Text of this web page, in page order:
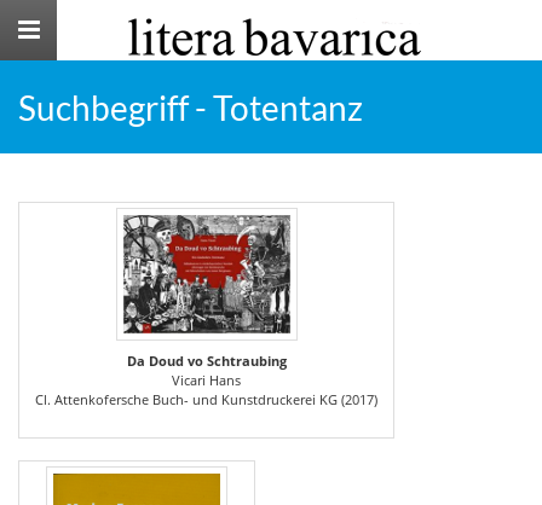
Toggle
Suchbegriff - Totentanz
Da Doud vo Schtraubing
Vicari Hans
Cl. Attenkofersche Buch- und Kunstdruckerei KG (2017)